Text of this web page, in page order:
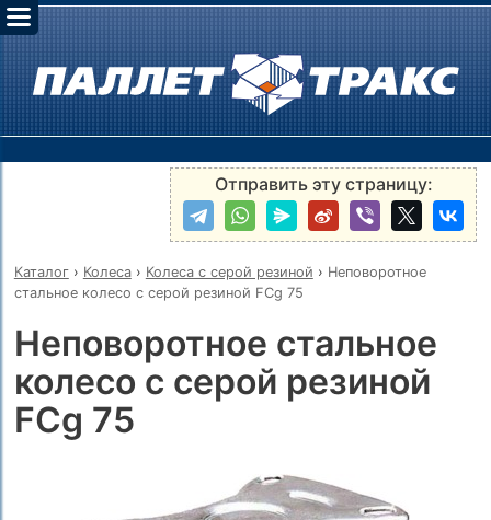
Отправить эту страницу:
Каталог› Колеса› Колеса с серой резиной › Неповоротное
стальное колесо с серой резиной FCg 75
Неповоротное стальное
колесо с серой резиной
FCg 75